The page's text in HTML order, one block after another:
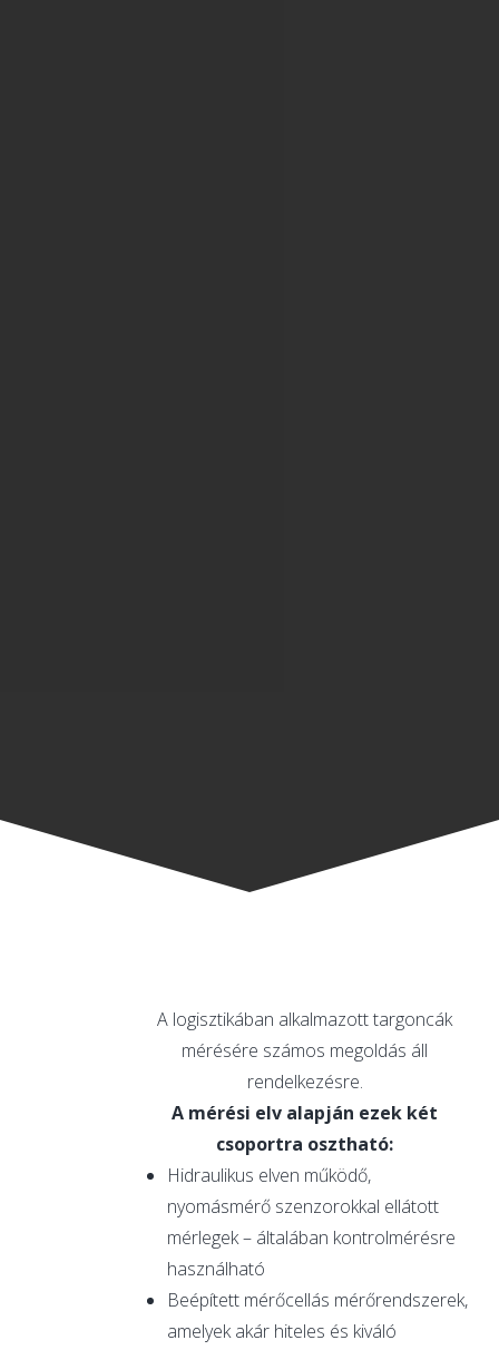
A logisztikában alkalmazott targoncák
mérésére számos megoldás áll
rendelkezésre.
A mérési elv alapján ezek két
csoportra osztható:
Hidraulikus elven működő,
nyomásmérő szenzorokkal ellátott
mérlegek – általában kontrolmérésre
használható
Beépített mérőcellás mérőrendszerek,
amelyek akár hiteles és kiváló